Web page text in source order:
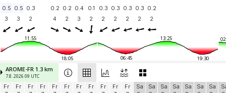
0.5 0.5 0.3 0.2 0.2 0.4 0.1 0.3 0.3 0.3 0.3 0.2
3
3 2 4 2 3 2 2 2 2 2 2
11:55
18:05
13:25
06:45 19:30
AROME-FR 1.3 km
7.8. 2026 09 UTC
Fr
Fr
Fr
Fr
Fr
Fr
Fr
Fr
Fr
Fr
Fr
Sa
Sa
Sa
Sa
Sa
Sa
Sa